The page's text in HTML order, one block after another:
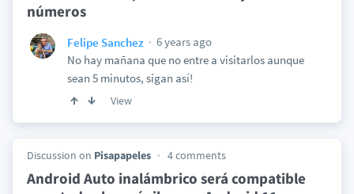
números
Felipe Sanchez
6 years ago
No hay mañana que no entre a visitarlos aunque
sean 5 minutos, sigan así!
View
Discussion on Pisapapeles 4 comments
Android Auto inalámbrico será compatible